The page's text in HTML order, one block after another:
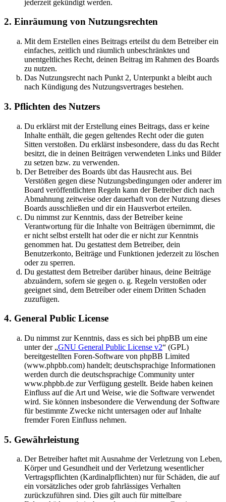
jederzeit gekündigt werden.
2. Einräumung von Nutzungsrechten
Mit dem Erstellen eines Beitrags erteilst du dem Betreiber ein
einfaches, zeitlich und räumlich unbeschränktes und
unentgeltliches Recht, deinen Beitrag im Rahmen des Boards
zu nutzen.
Das Nutzungsrecht nach Punkt 2, Unterpunkt a bleibt auch
nach Kündigung des Nutzungsvertrages bestehen.
3. Pflichten des Nutzers
Du erklärst mit der Erstellung eines Beitrags, dass er keine
Inhalte enthält, die gegen geltendes Recht oder die guten
Sitten verstoßen. Du erklärst insbesondere, dass du das Recht
besitzt, die in deinen Beiträgen verwendeten Links und Bilder
zu setzen bzw. zu verwenden.
Der Betreiber des Boards übt das Hausrecht aus. Bei
Verstößen gegen diese Nutzungsbedingungen oder anderer im
Board veröffentlichten Regeln kann der Betreiber dich nach
Abmahnung zeitweise oder dauerhaft von der Nutzung dieses
Boards ausschließen und dir ein Hausverbot erteilen.
Du nimmst zur Kenntnis, dass der Betreiber keine
Verantwortung für die Inhalte von Beiträgen übernimmt, die
er nicht selbst erstellt hat oder die er nicht zur Kenntnis
genommen hat. Du gestattest dem Betreiber, dein
Benutzerkonto, Beiträge und Funktionen jederzeit zu löschen
oder zu sperren.
Du gestattest dem Betreiber darüber hinaus, deine Beiträge
abzuändern, sofern sie gegen o. g. Regeln verstoßen oder
geeignet sind, dem Betreiber oder einem Dritten Schaden
zuzufügen.
4. General Public License
Du nimmst zur Kenntnis, dass es sich bei phpBB um eine
unter der „GNU General Public License v2“ (GPL)
bereitgestellten Foren-Software von phpBB Limited
(www.phpbb.com) handelt; deutschsprachige Informationen
werden durch die deutschsprachige Community unter
www.phpbb.de zur Verfügung gestellt. Beide haben keinen
Einfluss auf die Art und Weise, wie die Software verwendet
wird. Sie können insbesondere die Verwendung der Software
für bestimmte Zwecke nicht untersagen oder auf Inhalte
fremder Foren Einfluss nehmen.
5. Gewährleistung
Der Betreiber haftet mit Ausnahme der Verletzung von Leben,
Körper und Gesundheit und der Verletzung wesentlicher
Vertragspflichten (Kardinalpflichten) nur für Schäden, die auf
ein vorsätzliches oder grob fahrlässiges Verhalten
zurückzuführen sind. Dies gilt auch für mittelbare